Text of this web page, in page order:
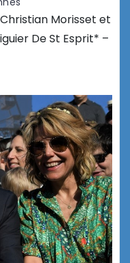
Morisset et
De St Esprit* –